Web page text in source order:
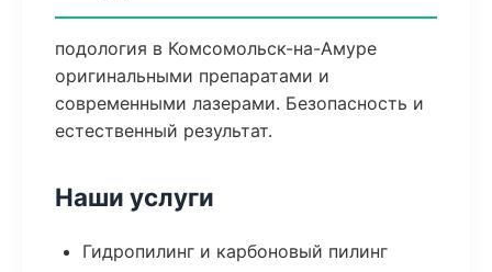
подология в Комсомольск-на-Амуре
оригинальными препаратами и
современными лазерами. Безопасность и
естественный результат.
Наши услуги
Гидропилинг и карбоновый пилинг